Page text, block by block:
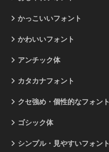
かっこいいフォント
かわいいフォント
アンチック体
カタカナフォント
クセ強め・個性的なフォント
ゴシック体
シンプル・見やすいフォント